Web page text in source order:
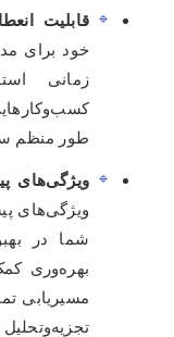
قابلیت
خود برای
زمانی
کسب‌وکارهایی
طور منظم
ویژگی‌های
ویژگی‌های
شما در
بهره‌وری
مسیریابی
تجزیه‌وتحلیل